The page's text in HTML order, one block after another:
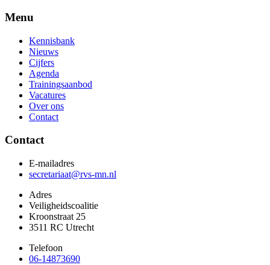
Menu
Kennisbank
Nieuws
Cijfers
Agenda
Trainingsaanbod
Vacatures
Over ons
Contact
Contact
E-mailadres
secretariaat@rvs-mn.nl
Adres
Veiligheidscoalitie
Kroonstraat 25
3511 RC Utrecht
Telefoon
06-14873690